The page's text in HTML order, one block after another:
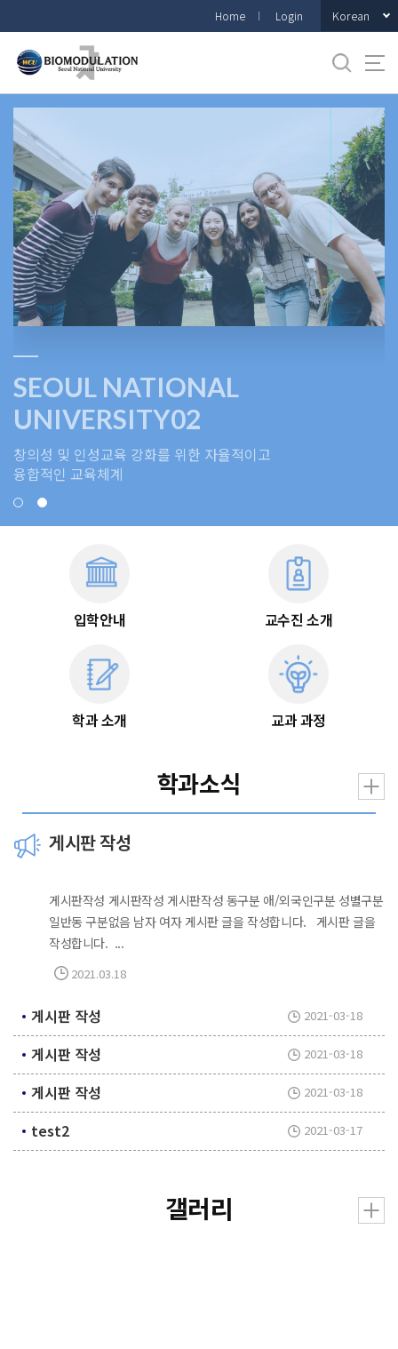
로
메
Home Login Korean
SEOUL NATIONAL
UNIVERSITY02
창의성 및 인성교육 강화를 위한 자율적이고
융합적인 교육체계
입학안내 교수진 소개
학과 소개 교과 과정
학과소식
게시판 작성
게시판작성 게시판작성 게시판작성 동구분 애/외국인구분 성별구분
일반동 구분없음 남자 여자 게시판 글을 작성합니다. 게시판 글을
작성합니다. ...
2021.03.18
게시판 작성 2021-03-18
게시판 작성 2021-03-18
게시판 작성 2021-03-18
test2 2021-03-17
갤러리